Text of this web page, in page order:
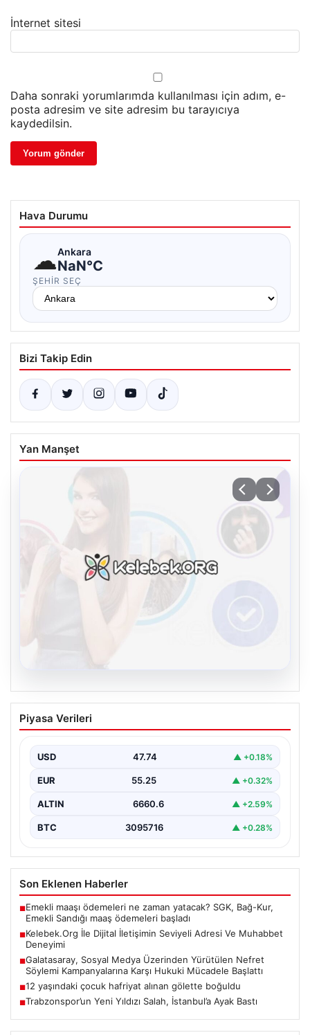
İnternet sitesi
Daha sonraki yorumlarımda kullanılması için adım, e-
posta adresim ve site adresim bu tarayıcıya
kaydedilsin.
Hava Durumu
☁Ankara
NaN°C
ŞEHIR SEÇ
Bizi Takip Edin
Yan Manşet
08.08.2026
Kelebek.Org İle Dijital İletişimin Seviyeli
Adresi Ve Muhabbet Deneyimi
kurması ciddi bir değer taşımaktadır. Güncel olarak…
Piyasa Verileri
USD 47.74 ▲ +0.18%
EUR 55.25 ▲ +0.32%
ALTIN 6660.6 ▲ +2.59%
BTC 3095716 ▲ +0.28%
Son Eklenen Haberler
■Emekli maaşı ödemeleri ne zaman yatacak? SGK, Bağ-Kur,
Emekli Sandığı maaş ödemeleri başladı
■Kelebek.Org İle Dijital İletişimin Seviyeli Adresi Ve Muhabbet
Deneyimi
■Galatasaray, Sosyal Medya Üzerinden Yürütülen Nefret
Söylemi Kampanyalarına Karşı Hukuki Mücadele Başlattı
■12 yaşındaki çocuk hafriyat alınan gölette boğuldu
■Trabzonspor’un Yeni Yıldızı Salah, İstanbul’a Ayak Bastı